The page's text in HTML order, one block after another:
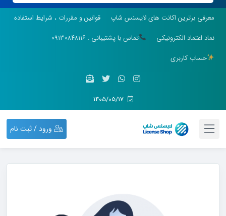
معرفی برترین اکانت های لایسنس شاپ
قوانین و مقررات ، شرایط استفاده
نماد اعتماد الکترونیکی
تماس با پشتیبانی : ۰۹۱۳۰۸۴۸۱۱۶
حساب کاربری
1405/05/17
ورود / ثبت نام